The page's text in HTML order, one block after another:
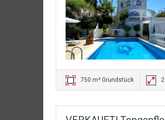
750 m² Grundstück